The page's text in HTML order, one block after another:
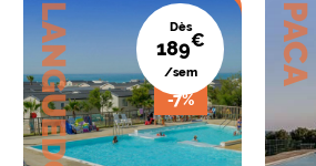
Dès
189€
/sem
-7%
PACA